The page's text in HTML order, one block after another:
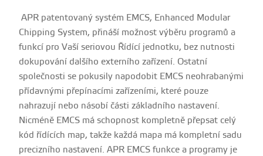
APR patentovaný systém EMCS, Enhanced Modular
Chipping System, přináší možnost výběru programů a
funkcí pro Vaší seriovou Řídící jednotku, bez nutnosti
dokupování dalšího externího zařízení. Ostatní
společnosti se pokusily napodobit EMCS neohrabanými
přídavnými přepínacími zařízeními, které pouze
nahrazují nebo násobí části základního nastavení.
Nicméně EMCS má schopnost kompletně přepsat celý
kód řídících map, takže každá mapa má kompletní sadu
precizního nastavení. APR EMCS funkce a programy je